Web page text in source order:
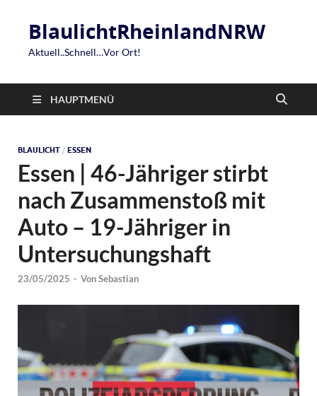
BlaulichtRheinlandNRW
Aktuell..Schnell…Vor Ort!
HAUPTMENÜ
BLAULICHT / ESSEN
Essen | 46-Jähriger stirbt
nach Zusammenstoß mit
Auto – 19-Jähriger in
Untersuchungshaft
23/05/2025 - VonSebastian